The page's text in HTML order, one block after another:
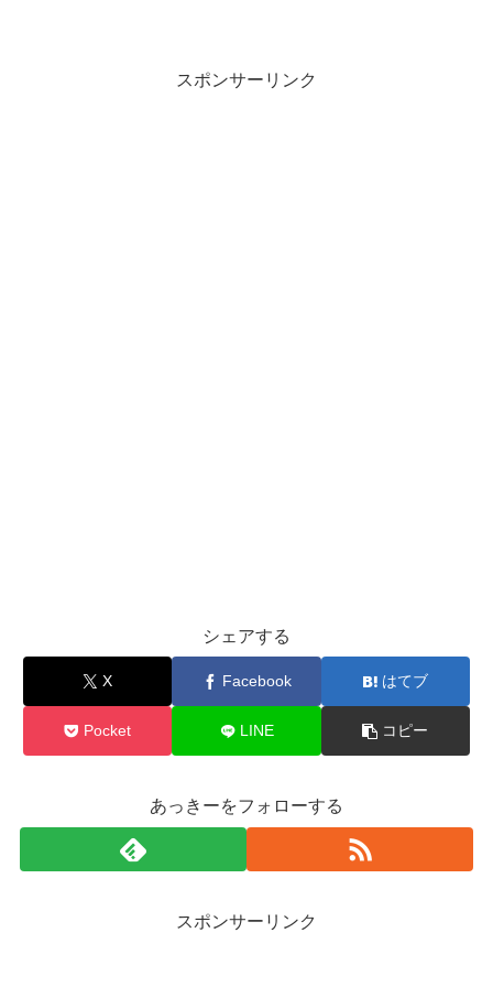
スポンサーリンク
シェアする
X Facebook はてブ
Pocket LINE コピー
あっきーをフォローする
スポンサーリンク